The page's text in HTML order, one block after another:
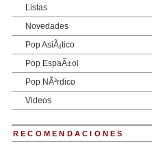
Listas
Novedades
Pop AsiÃ¡tico
Pop EspaÃ±ol
Pop NÃ³rdico
Videos
RECOMENDACIONES